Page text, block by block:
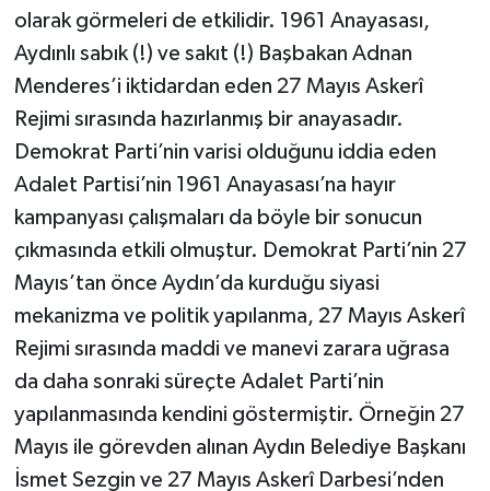
olarak görmeleri de etkilidir. 1961 Anayasası,
Aydınlı sabık (!) ve sakıt (!) Başbakan Adnan
Menderes’i iktidardan eden 27 Mayıs Askerî
Rejimi sırasında hazırlanmış bir anayasadır.
Demokrat Parti’nin varisi olduğunu iddia eden
Adalet Partisi’nin 1961 Anayasası’na hayır
kampanyası çalışmaları da böyle bir sonucun
çıkmasında etkili olmuştur. Demokrat Parti’nin 27
Mayıs’tan önce Aydın’da kurduğu siyasi
mekanizma ve politik yapılanma, 27 Mayıs Askerî
Rejimi sırasında maddi ve manevi zarara uğrasa
da daha sonraki süreçte Adalet Parti’nin
yapılanmasında kendini göstermiştir. Örneğin 27
Mayıs ile görevden alınan Aydın Belediye Başkanı
İsmet Sezgin ve 27 Mayıs Askerî Darbesi’nden